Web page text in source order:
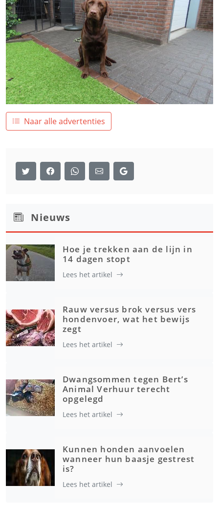
Naar alle advertenties
Nieuws
Hoe je trekken aan de lijn in
14 dagen stopt
Lees het artikel
Rauw versus brok versus vers
hondenvoer, wat het bewijs
zegt
Lees het artikel
Dwangsommen tegen Bert’s
Animal Verhuur terecht
opgelegd
Lees het artikel
Kunnen honden aanvoelen
wanneer hun baasje gestrest
is?
Lees het artikel